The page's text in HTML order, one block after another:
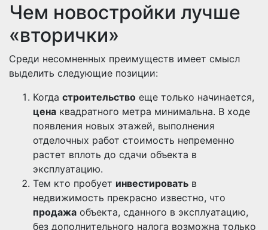
Чем новостройки лучше
«вторички»
Среди несомненных преимуществ имеет смысл
выделить следующие позиции:
Когда строительство еще только начинается,
цена квадратного метра минимальна. В ходе
появления новых этажей, выполнения
отделочных работ стоимость непременно
растет вплоть до сдачи объекта в
эксплуатацию.
Тем кто пробует инвестировать в
недвижимость прекрасно известно, что
продажа объекта, сданного в эксплуатацию,
без дополнительного налога возможна только